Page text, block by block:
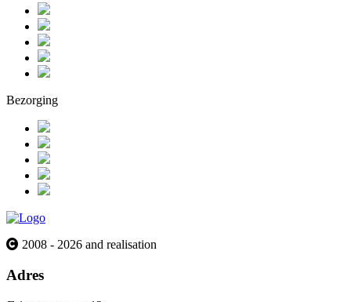
Bezorging
2008 - 2026 and realisation
Adres